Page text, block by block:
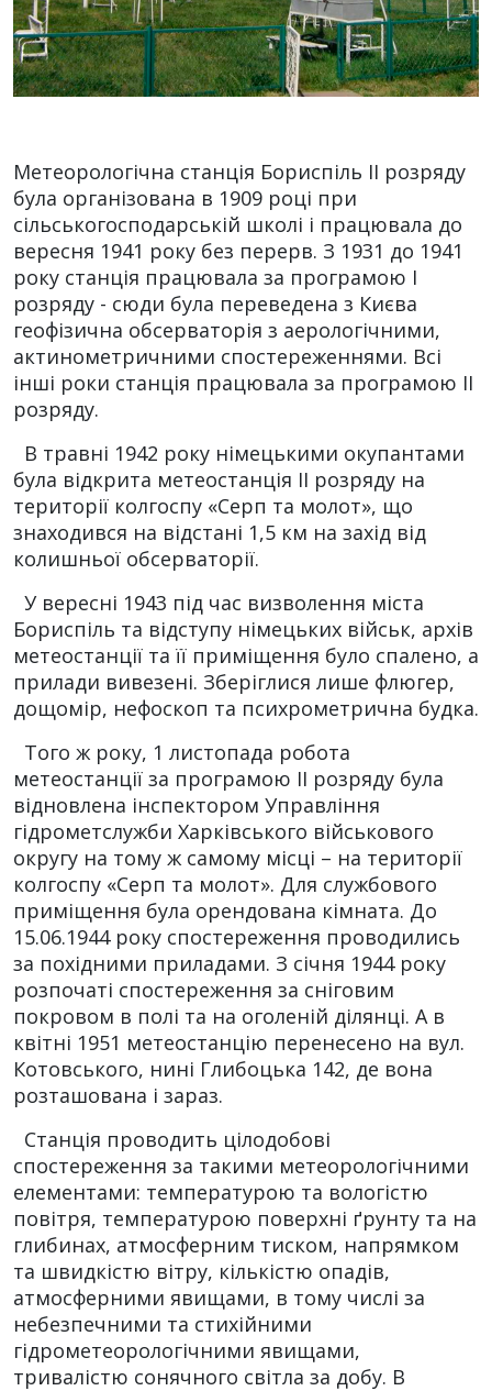
Метеорологічна станція Бориспіль ІІ розряду
була організована в 1909 році при
сільськогосподарській школі і працювала до
вересня 1941 року без перерв. З 1931 до 1941
року станція працювала за програмою І
розряду - сюди була переведена з Києва
геофізична обсерваторія з аерологічними,
актинометричними спостереженнями. Всі
інші роки станція працювала за програмою ІІ
розряду.
В травні 1942 року німецькими окупантами
була відкрита метеостанція ІІ розряду на
території колгоспу «Серп та молот», що
знаходився на відстані 1,5 км на захід від
колишньої обсерваторії.
У вересні 1943 під час визволення міста
Бориспіль та відступу німецьких військ, архів
метеостанції та її приміщення було спалено, а
прилади вивезені. Зберіглися лише флюгер,
дощомір, нефоскоп та психрометрична будка.
Того ж року, 1 листопада робота
метеостанції за програмою ІІ розряду була
відновлена інспектором Управління
гідрометслужби Харківського військового
округу на тому ж самому місці – на території
колгоспу «Серп та молот». Для службового
приміщення була орендована кімната. До
15.06.1944 року спостереження проводились
за похідними приладами. З січня 1944 року
розпочаті спостереження за сніговим
покровом в полі та на оголеній ділянці. А в
квітні 1951 метеостанцію перенесено на вул.
Котовського, нині Глибоцька 142, де вона
розташована і зараз.
Станція проводить цілодобові
спостереження за такими метеорологічними
елементами: температурою та вологістю
повітря, температурою поверхні ґрунту та на
глибинах, атмосферним тиском, напрямком
та швидкістю вітру, кількістю опадів,
атмосферними явищами, в тому числі за
небезпечними та стихійними
гідрометеорологічними явищами,
тривалістю сонячного світла за добу. В